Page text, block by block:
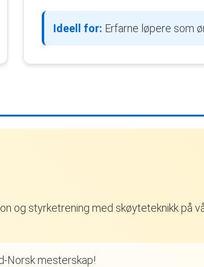
Ideell for: Erfarne løpere som
og styrketrening med skøyteteknikk på
Norsk mesterskap!